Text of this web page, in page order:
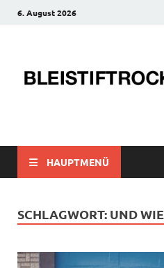
6. August 2026
HAUPTMENÜ
SCHLAGWORT: UND